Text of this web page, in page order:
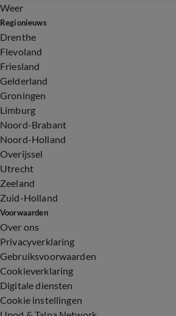
Weer
Regionieuws
Drenthe
Flevoland
Friesland
Gelderland
Groningen
Limburg
Noord-Brabant
Noord-Holland
Overijssel
Utrecht
Zeeland
Zuid-Holland
Voorwaarden
Over ons
Privacyverklaring
Gebruiksvoorwaarden
Cookieverklaring
Digitale diensten
Cookie instellingen